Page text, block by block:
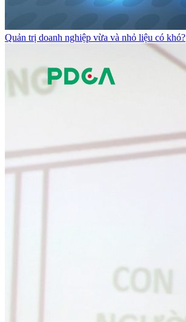
Quản trị doanh nghiệp vừa và nhỏ liệu có khó?